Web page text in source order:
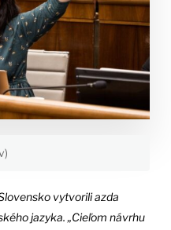
vytvorili azda
jazyka. „Cieľom návrhu